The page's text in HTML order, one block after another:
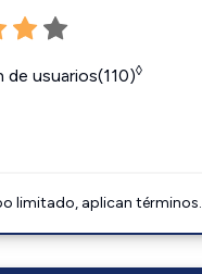
de usuarios(110)◊
limitado, aplican términos.